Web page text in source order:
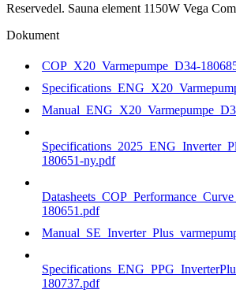
Reservedel. Sauna element 1150W Vega
Dokument
COP_X20_Varmepumpe_D34-
180651-ny.pdf
180651.pdf
180737.pdf